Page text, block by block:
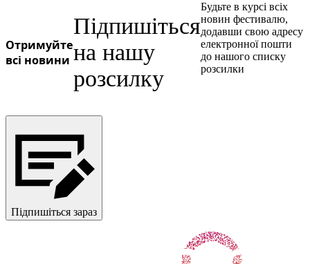
Отримуйте
всі новини
Підпишіться
на нашу
розсилку
Будьте в курсі всіх
новин фестивалю,
додавши свою адресу
електронної пошти
до нашого списку
розсилки
Підпишіться зараз